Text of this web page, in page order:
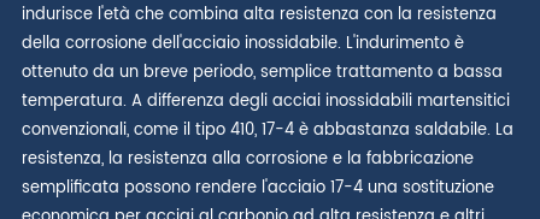
indurisce l'età che combina alta resistenza con la resistenza
della corrosione dell'acciaio inossidabile. L'indurimento è
ottenuto da un breve periodo, semplice trattamento a bassa
temperatura. A differenza degli acciai inossidabili martensitici
convenzionali, come il tipo 410, 17-4 è abbastanza saldabile. La
resistenza, la resistenza alla corrosione e la fabbricazione
semplificata possono rendere l'acciaio 17-4 una sostituzione